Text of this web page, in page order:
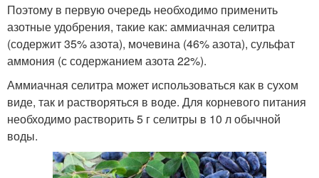
Поэтому в первую очередь необходимо применить
азотные удобрения, такие как: аммиачная селитра
(содержит 35% азота), мочевина (46% азота), сульфат
аммония (с содержанием азота 22%).
Аммиачная селитра может использоваться как в сухом
виде, так и растворяться в воде. Для корневого питания
необходимо растворить 5 г селитры в 10 л обычной
воды.